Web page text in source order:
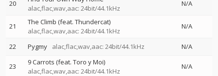
20
alac,flac,wav,aac: 24bit/44.1kHz
N/A
21
The Climb (feat. Thundercat)
alac,flac,wav,aac: 24bit/44.1kHz
N/A
22 Pygmy alac,flac,wav,aac: 24bit/44.1kHz N/A
23
9 Carrots (feat. Toro y Moi)
alac,flac,wav,aac: 24bit/44.1kHz
N/A